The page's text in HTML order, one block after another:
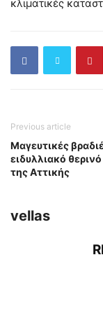
κλιματικές
Previous article
Μαγευτικές
ειδυλλιακό
της Αττικής
vellas